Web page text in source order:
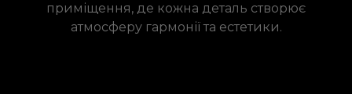
приміщення, де кожна деталь створює
атмосферу гармонії та естетики.